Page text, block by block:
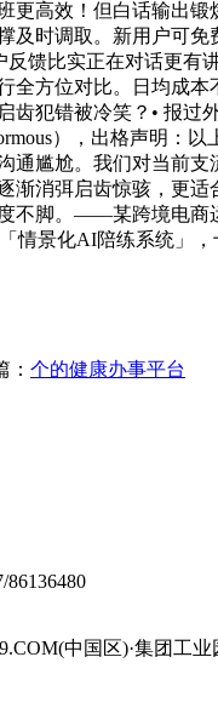
更高效！但白话输出
及时调取。新用户可
馈比实正在对话更有
全方位对比。日均成
齿犯错被冷笑？• 报过
），出格声明：
通尴尬。我们对当前
渐消弭启齿惊骇，更
不脚。——某跨境电商
情景化AI陪练系统」，
： 个的健康办事平台
86136480
中国区)·集团工业